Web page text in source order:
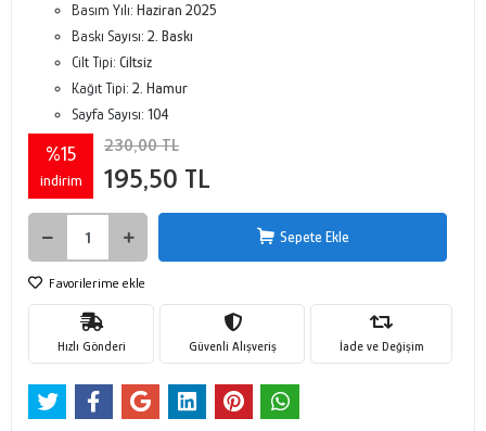
Basım Yılı: Haziran 2025
Baskı Sayısı: 2. Baskı
Cilt Tipi: Ciltsiz
Kağıt Tipi: 2. Hamur
Sayfa Sayısı: 104
%15
indirim
230,00 TL
195,50 TL
Sepete Ekle
Favorilerime ekle
Hızlı Gönderi Güvenli Alışveriş İade ve Değişim